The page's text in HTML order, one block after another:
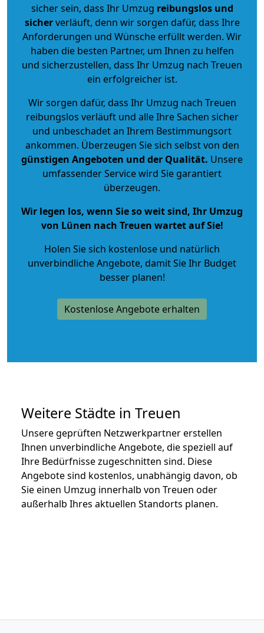
sicher sein, dass Ihr Umzug reibungslos und
sicherverläuft, denn wir sorgen dafür, dass Ihre
Anforderungen und Wünsche erfüllt werden. Wir
haben die besten Partner, um Ihnen zu helfen
und sicherzustellen, dass Ihr Umzug nach Treuen
ein erfolgreicher ist.
Wir sorgen dafür, dass Ihr Umzug nach Treuen
reibungslos verläuft und alle Ihre Sachen sicher
und unbeschadet an Ihrem Bestimmungsort
ankommen. Überzeugen Sie sich selbst von den
günstigen Angeboten und der Qualität. Unsere
umfassender Service wird Sie garantiert
überzeugen.
Wir legen los, wenn Sie so weit sind, Ihr Umzug
von Lünen nach Treuen wartet auf Sie!
Holen Sie sich kostenlose und natürlich
unverbindliche Angebote, damit Sie Ihr Budget
besser planen!
Kostenlose Angebote erhalten
Weitere Städte in Treuen
Unsere geprüften Netzwerkpartner erstellen
Ihnen unverbindliche Angebote, die speziell auf
Ihre Bedürfnisse zugeschnitten sind. Diese
Angebote sind kostenlos, unabhängig davon, ob
Sie einen Umzug innerhalb von Treuen oder
außerhalb Ihres aktuellen Standorts planen.